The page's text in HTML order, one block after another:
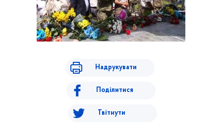
Надрукувати
Поділитися
Твітнути